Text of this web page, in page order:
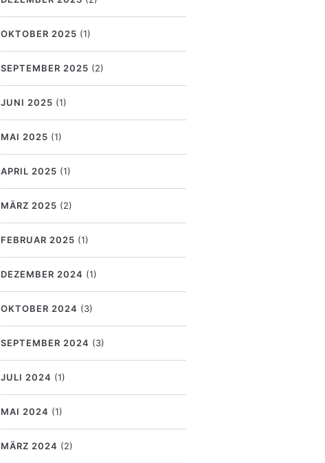
OKTOBER 2025 (1)
SEPTEMBER 2025 (2)
JUNI 2025 (1)
MAI 2025 (1)
APRIL 2025 (1)
MÄRZ 2025 (2)
FEBRUAR 2025 (1)
DEZEMBER 2024 (1)
OKTOBER 2024 (3)
SEPTEMBER 2024 (3)
JULI 2024 (1)
MAI 2024 (1)
MÄRZ 2024 (2)